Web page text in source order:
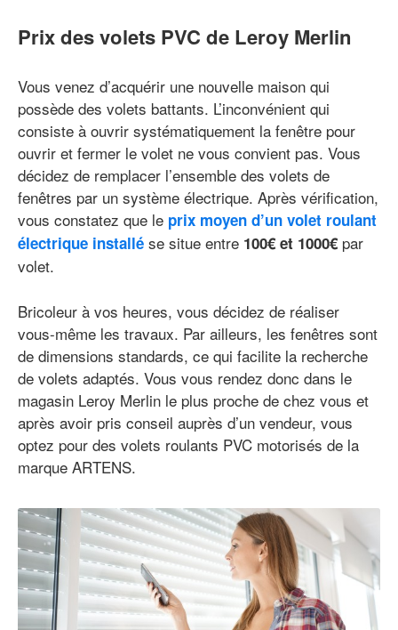
Prix des volets PVC de Leroy Merlin
Vous venez d’acquérir une nouvelle maison qui
possède des volets battants. L’inconvénient qui
consiste à ouvrir systématiquement la fenêtre pour
ouvrir et fermer le volet ne vous convient pas. Vous
décidez de remplacer l’ensemble des volets de
fenêtres par un système électrique. Après vérification,
vous constatez que le prix moyen d’un volet roulant
électrique installé se situe entre 100€ et 1000€ par
volet.
Bricoleur à vos heures, vous décidez de réaliser
vous-même les travaux. Par ailleurs, les fenêtres sont
de dimensions standards, ce qui facilite la recherche
de volets adaptés. Vous vous rendez donc dans le
magasin Leroy Merlin le plus proche de chez vous et
après avoir pris conseil auprès d’un vendeur, vous
optez pour des volets roulants PVC motorisés de la
marque ARTENS.